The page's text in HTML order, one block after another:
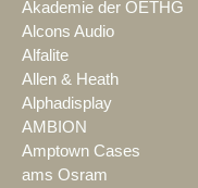
Akademie der OETHG
Alcons Audio
Alfalite
Allen & Heath
Alphadisplay
AMBION
Amptown Cases
ams Osram